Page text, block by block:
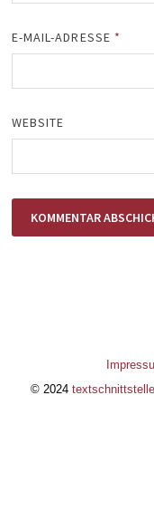
E-MAIL-ADRESSE *
WEBSITE
© 2024